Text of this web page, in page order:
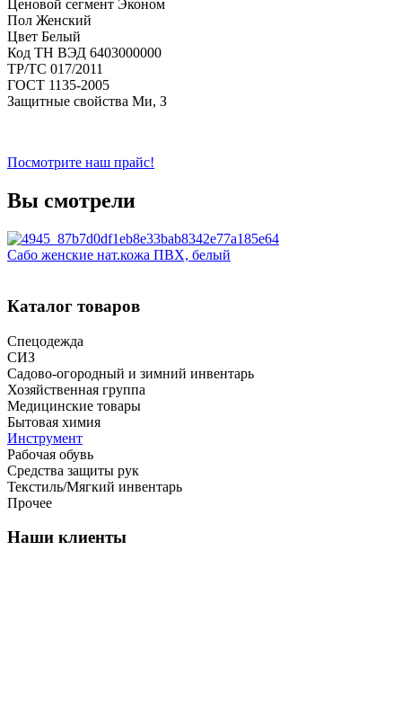
Ценовой сегмент Эконом
Пол Женский
Цвет Белый
Код ТН ВЭД 6403000000
ТР/ТС 017/2011
ГОСТ 1135-2005
Защитные свойства Ми, З
Посмотрите наш прайс!
Вы смотрели
Сабо женские нат.кожа ПВХ, белый
Каталог товаров
Спецодежда
СИЗ
Садово-огородный и зимний инвентарь
Хозяйственная группа
Медицинские товары
Бытовая химия
Инструмент
Рабочая обувь
Средства защиты рук
Текстиль/Мягкий инвентарь
Прочее
Наши клиенты